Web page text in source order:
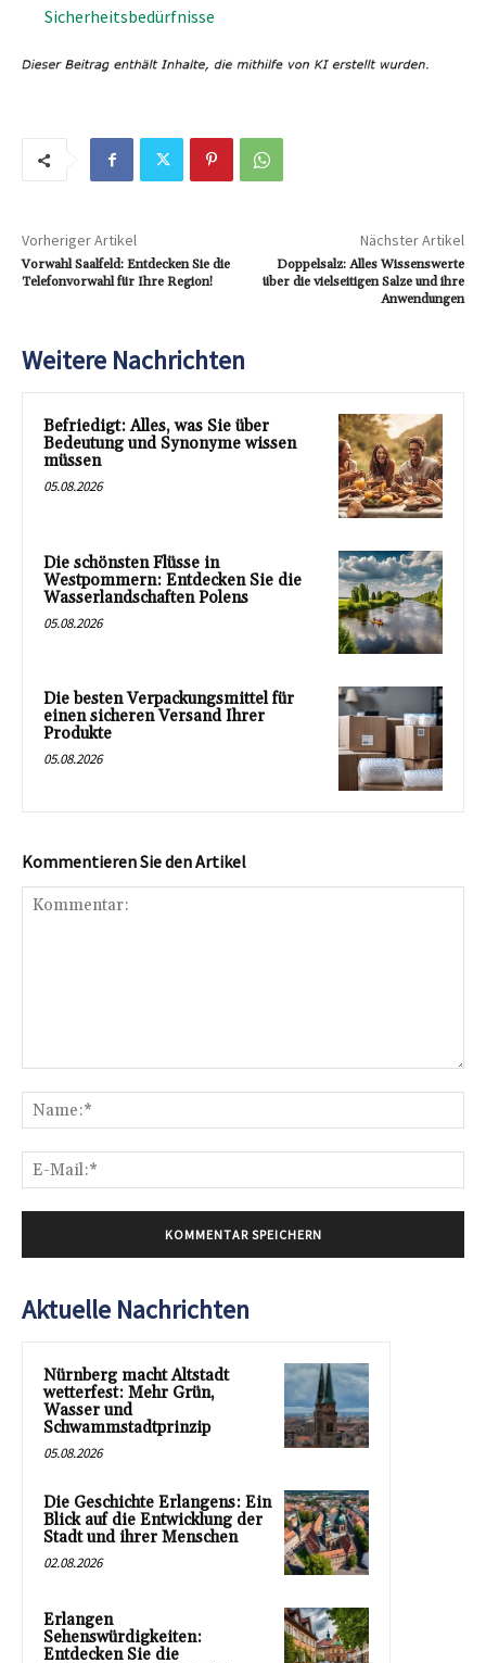
Sicherheitsbedürfnisse
Vorheriger Artikel
Vorwahl Saalfeld: Entdecken Sie die
Telefonvorwahl für Ihre Region!
Nächster Artikel
Doppelsalz: Alles Wissenswerte
über die vielseitigen Salze und ihre
Anwendungen
Weitere Nachrichten
Befriedigt: Alles, was Sie über
Bedeutung und Synonyme wissen
müssen
05.08.2026
Die schönsten Flüsse in
Westpommern: Entdecken Sie die
Wasserlandschaften Polens
05.08.2026
Die besten Verpackungsmittel für
einen sicheren Versand Ihrer
Produkte
05.08.2026
Kommentieren Sie den Artikel
Aktuelle Nachrichten
Nürnberg macht Altstadt
wetterfest: Mehr Grün,
Wasser und
Schwammstadtprinzip
05.08.2026
Die Geschichte Erlangens: Ein
Blick auf die Entwicklung der
Stadt und ihrer Menschen
02.08.2026
Erlangen
Sehenswürdigkeiten:
Entdecken Sie die